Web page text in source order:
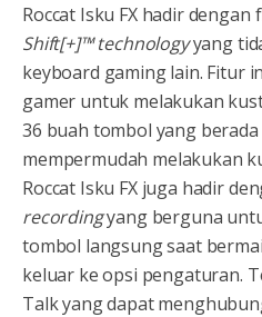
Roccat Isku FX hadir
Shift[+]™ technologyyang
keyboard gaming lain. Fitur
gamer untuk melakukan
36 buah tombol yang
mempermudah melakukan
Roccat Isku FX juga hadir
recordingyang berguna
tombol langsung saat
keluar ke opsi pengaturan.
Talk yang dapat